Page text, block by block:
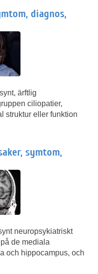
diagnos,
ärftlig
ciliopatier,
struktur eller funktion
symtom,
neuropsykiatriskt
de mediala
och hippocampus, och